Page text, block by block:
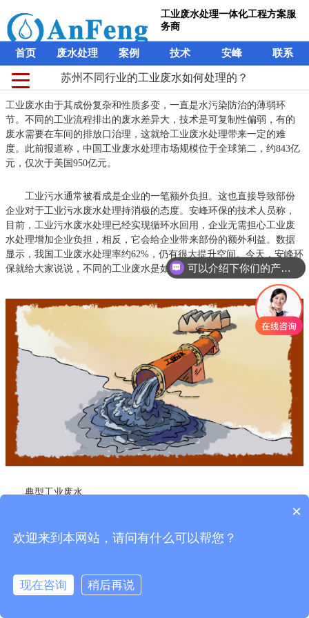
工业废水处理一体化工程方案服
务商
首页 废水处理 案例 技术 安峰 联系
苏州不同行业的工业废水如何处理的？
工业废水由于其成份复杂和性质多变，一直是水污染防治的薄弱环
节。不同的工业流程排出的废水差异大，技术是可复制性偏弱，有的
废水需要在车间的排放口治理，这就给工业废水处理带来一定的难
度。此前报道称，中国工业废水处理市场规模位于全球第二，约843亿
元，仅次于美国950亿元。
工业污水通常被看成是企业的一笔额外负担。这也直接导致部份
企业对于工业污水废水处理持消极的态度。安峰环保的技术人员称，
目前，工业污水废水处理已经实现循环水回用，企业无需担心工业废
水处理增加企业负担，相反，它会给企业带来部份的额外利益。数据
显示，我国工业废水处理率约62%，仍有很大提升空间。今天，安峰环
保就给大家说说，不同的工业废水是如何处理的？
典型工业废水
典型的高难度工业废水为例，简单介绍工业废水的特点及处理方法。
来源：主要来自石油化学工业、煤炭化学工业、酸碱工业、化肥
可以介绍下你们的产品么？
×
欢迎来到本网站，请问有什么可以帮您？
现在咨询 稍后再说